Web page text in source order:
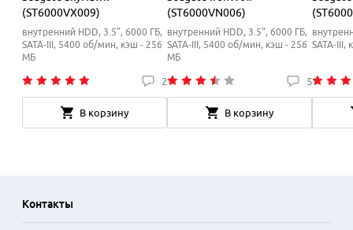
(ST6000VX009)
внутренний HDD, 3.5", 6000 ГБ,
SATA-III, 5400 об/мин, кэш - 256
МБ
2
В корзину
(ST6000VN006)
внутренний HDD, 3.5", 6000 ГБ,
SATA-III, 5400 об/мин, кэш - 256
МБ
5
В корзину
SATA-III,
Контакты